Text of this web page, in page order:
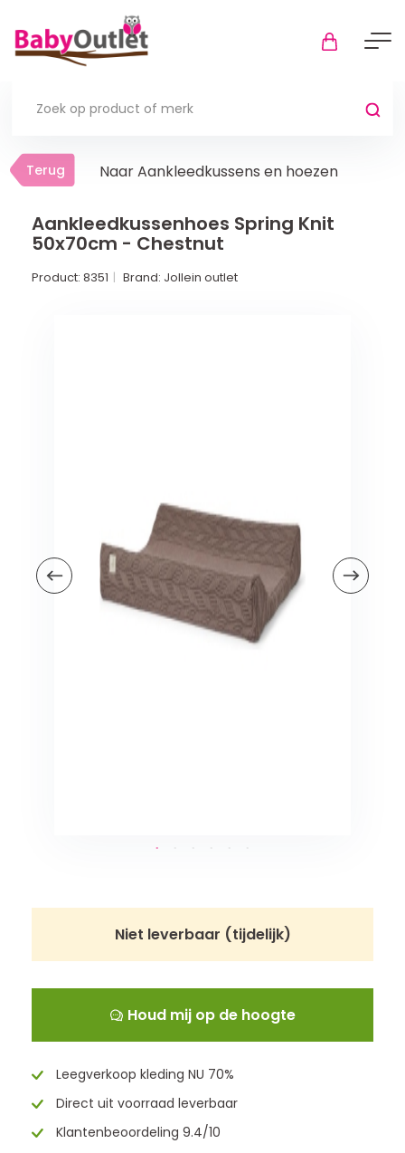
Terug
Thuis
Veiligheid buiten de deur
Kinderstoelen
Terug Naar Aankleedkussens en hoezen
Aankleedkussenhoes Spring Knit
50x70cm - Chestnut
Product: 8351 Brand: Jollein outlet
Niet leverbaar (tijdelijk)
Houd mij op de hoogte
Leegverkoop kleding NU 70%
Direct uit voorraad leverbaar
Klantenbeoordeling 9.4/10